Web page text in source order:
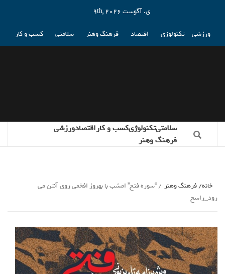
ی. آگوست 9th, 2026
ورزشی تکنولوژی اقتصاد فرهنگ وهنر سلامتی کسب و کار
سلامتیتکنولوژیکسب و کاراقتصادورزشی
فرهنگ وهنر
خانه فرهنگ وهنر
“سوره فتح” امشب با بهروز افخمی روی آنتن می
رود_راسخ